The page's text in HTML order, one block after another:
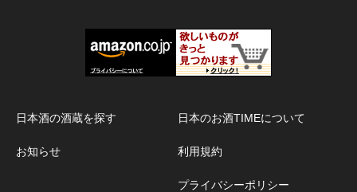
日本酒の酒蔵を探す
お知らせ
日本のお酒TIMEについて
利用規約
プライバシーポリシー